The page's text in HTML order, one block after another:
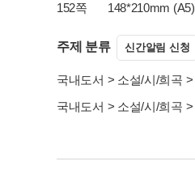
152쪽 148*210mm (A5)
주제 분류 신간알림 신청
국내도서 > 소설/시/희곡 >
국내도서 > 소설/시/희곡 >